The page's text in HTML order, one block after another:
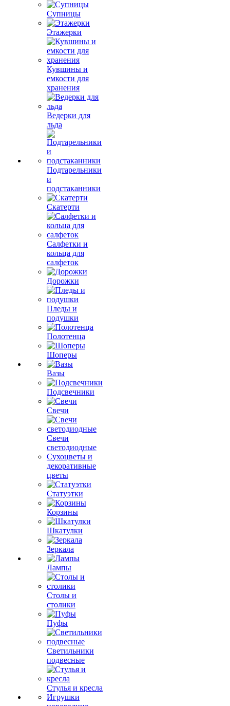
Супницы
Этажерки
Кувшины и
емкости для
хранения
Ведерки для
льда
Подтарельники
и
подстаканники
Скатерти
Салфетки и
кольца для
салфеток
Дорожки
Пледы и
подушки
Полотенца
Шоперы
Вазы
Подсвечники
Свечи
Свечи
светодиодные
Сухоцветы и
декоративные
цветы
Статуэтки
Корзины
Шкатулки
Зеркала
Лампы
Столы и
столики
Пуфы
Светильники
подвесные
Стулья и кресла
Игрушки